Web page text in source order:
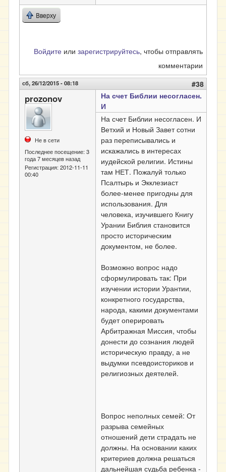
Вверху
Войдите или зарегистрируйтесь, чтобы отправлять
комментарии
сб, 26/12/2015 - 08:18 #38
prozonov
Не в сети
Последнее посещение:3
года 7 месяцев назад
Регистрация:2012-11-11
00:40
На счет Библии несогласен.
И
На счет Библии несогласен. И
Ветхий и Новый Завет сотни
раз переписывались и
искажались в интересах
иудейской религии. Истины
там НЕТ. Пожалуй только
Псалтырь и Экклезиаст
более-менее пригодны для
использования. Для
человека, изучившего Книгу
Урании Библия становится
просто историческим
документом, не более.
Возможно вопрос надо
сформулировать так: При
изучении истории Урантии,
конкретного государства,
народа, какими документами
будет оперировать
Арбитражная Миссия, чтобы
донести до сознания людей
историческую правду, а не
выдумки псевдоисториков и
религиозных деятелей.
Вопрос неполных семей: От
разрыва семейных
отношений дети страдать не
должны. На основании каких
критериев должна решаться
дальнейшая судьба ребенка -